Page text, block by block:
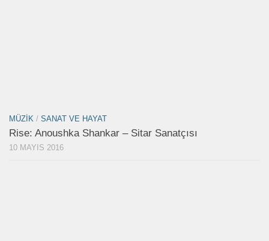
MÜZIK / SANAT VE HAYAT
Rise: Anoushka Shankar – Sitar Sanatçısı
10 MAYIS 2016